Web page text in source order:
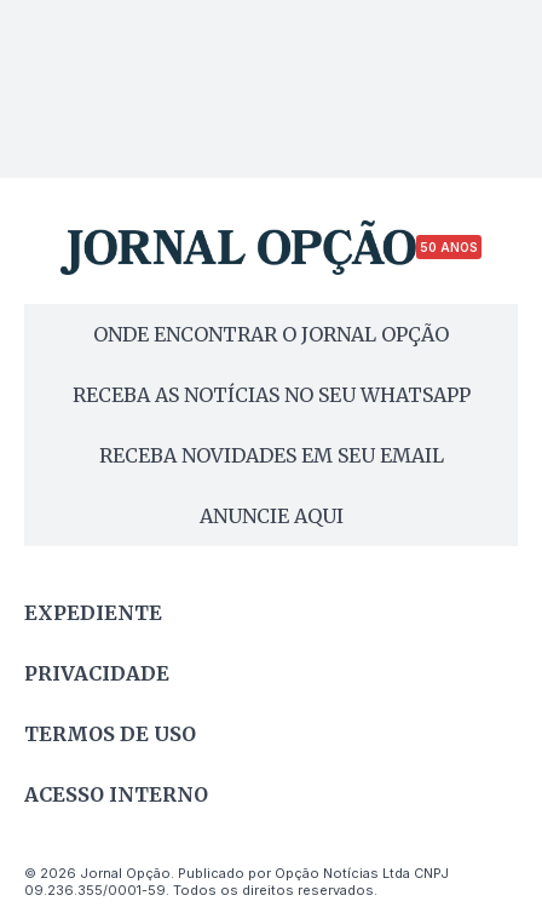
50 ANOS
ONDE ENCONTRAR O JORNAL OPÇÃO
RECEBA AS NOTÍCIAS NO SEU WHATSAPP
RECEBA NOVIDADES EM SEU EMAIL
ANUNCIE AQUI
EXPEDIENTE
PRIVACIDADE
TERMOS DE USO
ACESSO INTERNO
© 2026 Jornal Opção. Publicado por Opção Notícias Ltda CNPJ
09.236.355/0001-59. Todos os direitos reservados.